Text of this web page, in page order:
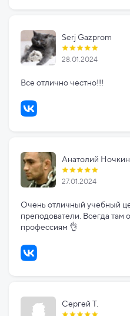
Serj Gazprom
28.01.2024
Все отлично честно!!!
Анатолий Ночкин
27.01.2024
Очень отличный учебный
преподователи. Всегда
профессиям 👌
Сергей Т.